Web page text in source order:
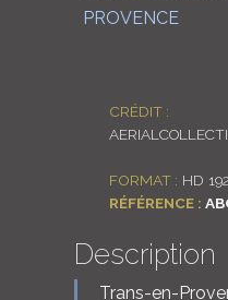
PROVENCE
CRÉDIT :
FORMAT : HD
RÉFÉRENCE :
Description
Trans-en-